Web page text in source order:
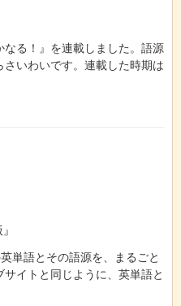
る！』を連載しました。語源
いわいです。連載した時期は
単語とその語源を、まるごと
イトと同じように、英単語と